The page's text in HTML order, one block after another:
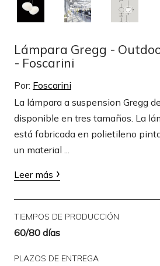
Lámpara Gregg -
- Foscarini
Por: Foscarini
La lámpara a suspension Gregg
disponible en tres tamaños. La
está fabricada en polietileno
un material ...
Leer más
TIEMPOS DE PRODUCCIÓN
60/80 días
PLAZOS DE ENTREGA